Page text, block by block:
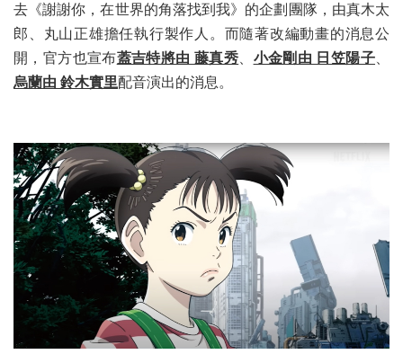
去《謝謝你，在世界的角落找到我》的企劃團隊，由真木太
郎、丸山正雄擔任執行製作人。而隨著改編動畫的消息公
開，官方也宣布蓋吉特將由 藤真秀 小金剛由 日笠陽子
烏蘭由 鈴木實里配音演出的消息。